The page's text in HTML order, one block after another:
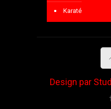
Karaté
Design par